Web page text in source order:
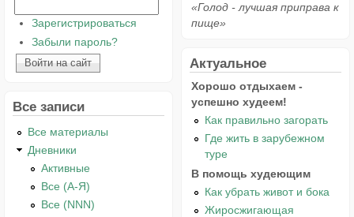
Зарегистрироваться
Забыли пароль?
Все записи
Все материалы
Дневники
Активные
Все (А-Я)
Все (NNN)
«Голод - лучшая приправа к
пище»
Актуальное
Хорошо отдыхаем -
успешно худеем!
Как правильно загорать
Где жить в зарубежном
туре
В помощь худеющим
Как убрать живот и бока
Жиросжигающая